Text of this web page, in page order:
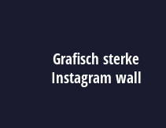
Grafisch sterke
Instagram wall